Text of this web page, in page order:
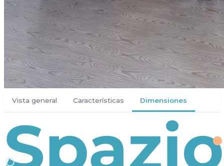
Vista general Características Dimensiones